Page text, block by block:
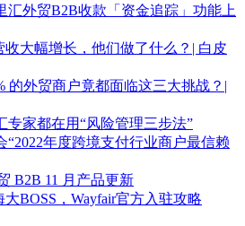
汇外贸B2B收款「资金追踪」功能上
收大幅增长，他们做了什么？| 白皮
的外贸商户竟都面临这三大挑战？|
专家都在用“风险管理三步法”
年度跨境支付行业商户最信赖
B2B 11 月产品更新
BOSS，Wayfair官方入驻攻略